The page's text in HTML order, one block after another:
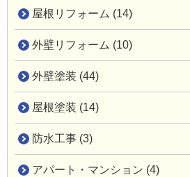
屋根リフォーム (14)
外壁リフォーム (10)
外壁塗装 (44)
屋根塗装 (14)
防水工事 (3)
アパート・マンション (4)